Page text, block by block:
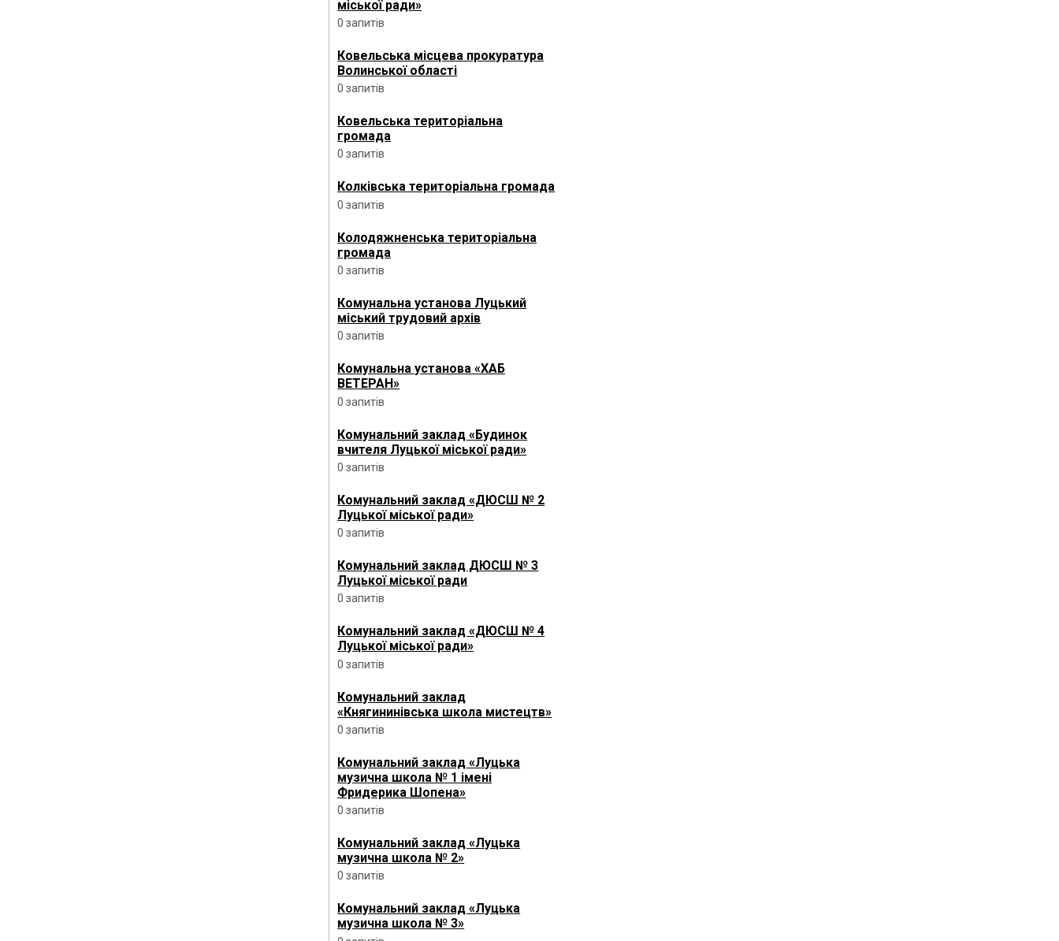
міської ради»
0 запитів
Ковельська місцева прокуратура
Волинської області
0 запитів
Ковельська територіальна
громада
0 запитів
Колківська територіальна громада
0 запитів
Колодяжненська територіальна
громада
0 запитів
Комунальна установа Луцький
міський трудовий архів
0 запитів
Комунальна установа «ХАБ
ВЕТЕРАН»
0 запитів
Комунальний заклад «Будинок
вчителя Луцької міської ради»
0 запитів
Комунальний заклад «ДЮСШ № 2
Луцької міської ради»
0 запитів
Комунальний заклад ДЮСШ № 3
Луцької міської ради
0 запитів
Комунальний заклад «ДЮСШ № 4
Луцької міської ради»
0 запитів
Комунальний заклад
«Княгининівська школа мистецтв»
0 запитів
Комунальний заклад «Луцька
музична школа № 1 імені
Фридерика Шопена»
0 запитів
Комунальний заклад «Луцька
музична школа № 2»
0 запитів
Комунальний заклад «Луцька
музична школа № 3»